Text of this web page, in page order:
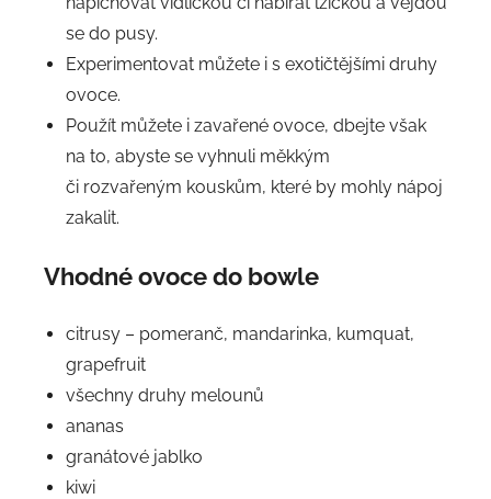
se do pusy.
Experimentovat můžete i s exotičtějšími druhy
ovoce.
Použít můžete i zavařené ovoce, dbejte však
na to, abyste se vyhnuli měkkým
či rozvařeným kouskům, které by mohly nápoj
zakalit.
Vhodné ovoce do bowle
citrusy – pomeranč, mandarinka, kumquat,
grapefruit
všechny druhy melounů
ananas
granátové jablko
kiwi